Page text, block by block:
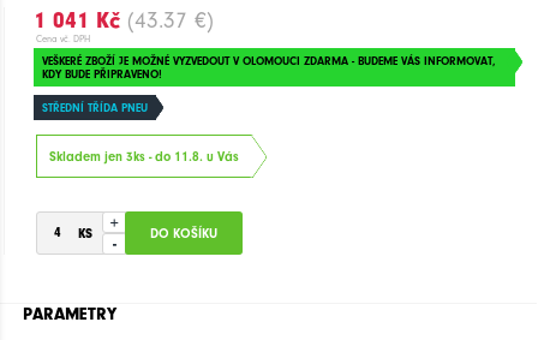
1 041 Kč (43.37 €)
Cena vč. DPH
VEŠKERÉ ZBOŽÍ JE MOŽNÉ VYZVEDOUT V OLOMOUCI ZDARMA - BUDEME VÁS INFORMOVAT,
KDY BUDE PŘIPRAVENO!
STŘEDNÍ TŘÍDA PNEU
Skladem jen 3ks - do 11.8. u Vás
+
-
PARAMETRY